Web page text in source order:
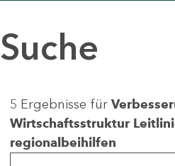
Suche
5 Ergebnisse für
Wirtschaftsstruktur
regionalbeihilfen